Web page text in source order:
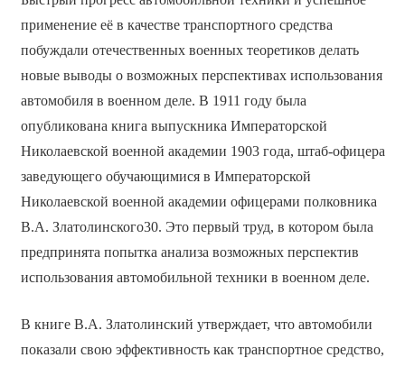
применение её в качестве транспортного средства
побуждали отечественных военных теоретиков делать
новые выводы о возможных перспективах использования
автомобиля в военном деле. В 1911 году была
опубликована книга выпускника Императорской
Николаевской военной академии 1903 года, штаб-офицера
заведующего обучающимися в Императорской
Николаевской военной академии офицерами полковника
В.А. Златолинского30. Это первый труд, в котором была
предпринята попытка анализа возможных перспектив
использования автомобильной техники в военном деле.
В книге В.А. Златолинский утверждает, что автомобили
показали свою эффективность как транспортное средство,